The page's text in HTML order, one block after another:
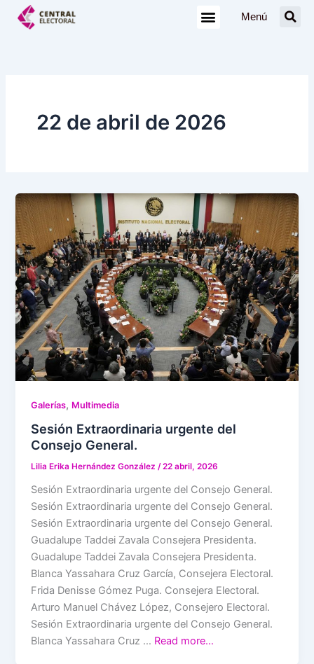
Menú
22 de abril de 2026
Galerías, Multimedia
Sesión Extraordinaria urgente del
Consejo General.
Lilia Erika Hernández González/22 abril, 2026
Sesión Extraordinaria urgente del Consejo General.
Sesión Extraordinaria urgente del Consejo General.
Sesión Extraordinaria urgente del Consejo General.
Guadalupe Taddei Zavala Consejera Presidenta.
Guadalupe Taddei Zavala Consejera Presidenta.
Blanca Yassahara Cruz García, Consejera Electoral.
Frida Denisse Gómez Puga. Consejera Electoral.
Arturo Manuel Chávez López, Consejero Electoral.
Sesión Extraordinaria urgente del Consejo General.
Blanca Yassahara Cruz … Read more…